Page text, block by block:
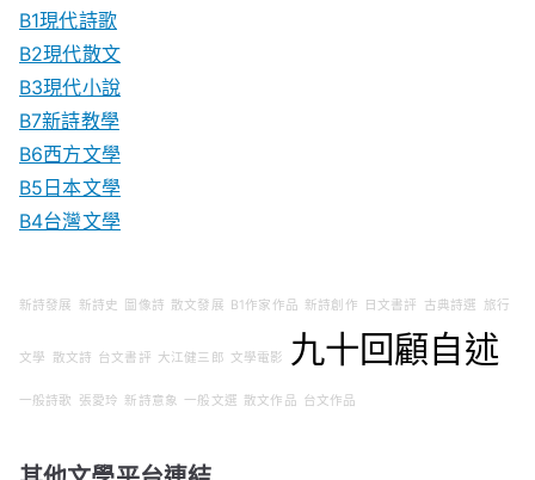
B1現代詩歌
B2現代散文
B3現代小說
B7新詩教學
B6西方文學
B5日本文學
B4台灣文學
新詩發展 新詩史 圖像詩 散文發展 B1作家作品 新詩創作 日文書評 古典詩選 旅行
文學 散文詩 台文書評 大江健三郎 文學電影 九十回顧自述
一般詩歌 張愛玲 新詩意象 一般文選 散文作品 台文作品